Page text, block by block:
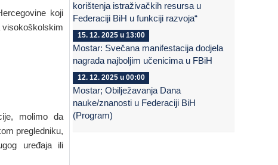
koji
visokoškolskim
molimo da
pregledniku,
uređaja ili
korištenja istraživačkih resursa u
Federaciji BiH u funkciji razvoja“
15. 12. 2025 u 13:00
Mostar: Svečana manifestacija dodjela
nagrada najboljim učenicima u FBiH
12. 12. 2025 u 00:00
Mostar; Obilježavanja Dana
nauke/znanosti u Federaciji BiH
(Program)